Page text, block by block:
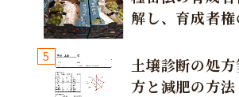
解し、育成者
意しましょう！
5
土壌診断の処
方と減肥の方法